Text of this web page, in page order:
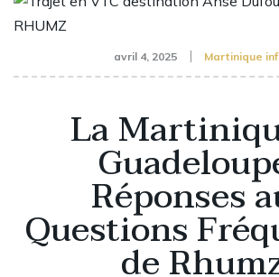
avril 4, 2025 Martinique
La
Réponses
Questions
de